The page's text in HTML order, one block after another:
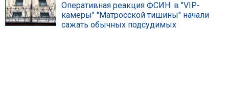
Оперативная реакция ФСИН: в "VIP-
камеры" "Матросской тишины" начали
сажать обычных подсудимых